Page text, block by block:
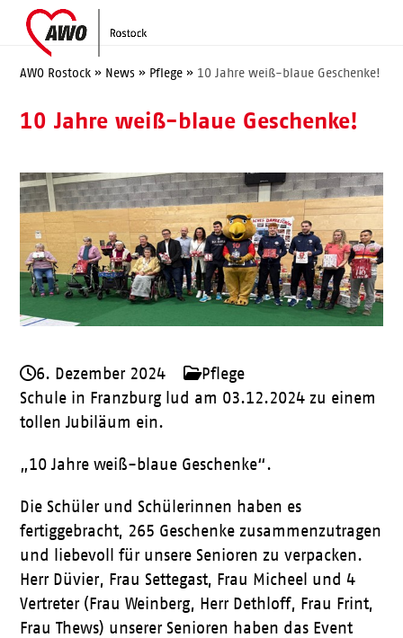
content
Open
mobile
menu
Close
mobile
menu
AWO Rostock » News » Pflege » 10 Jahre weiß-blaue Geschenke!
10 Jahre weiß-blaue Geschenke!
6. Dezember 2024
Pflege
Schule in Franzburg lud am 03.12.2024 zu einem
tollen Jubiläum ein.
„10 Jahre weiß-blaue Geschenke“.
Die Schüler und Schülerinnen haben es
fertiggebracht, 265 Geschenke zusammenzutragen
und liebevoll für unsere Senioren zu verpacken.
Herr Düvier, Frau Settegast, Frau Micheel und 4
Vertreter (Frau Weinberg, Herr Dethloff, Frau Frint,
Frau Thews) unserer Senioren haben das Event